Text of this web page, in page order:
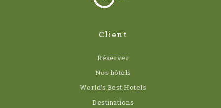
Client
Réserver
Nos hôtels
World’s Best Hotels
Destinations